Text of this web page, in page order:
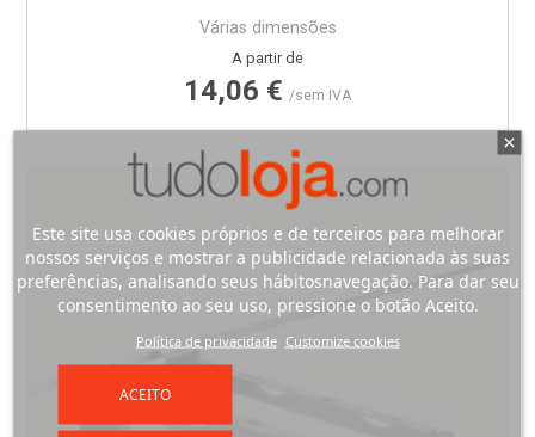
Várias dimensões
Preço
A partir de
14,06 € /sem IVA
Este site usa cookies próprios e de terceiros para melhorar
nossos serviços e mostrar a publicidade relacionada às suas
preferências, analisando seus hábitosnavegação. Para dar seu
consentimento ao seu uso, pressione o botão Aceito.
Política de privacidade Customize cookies
ACEITO